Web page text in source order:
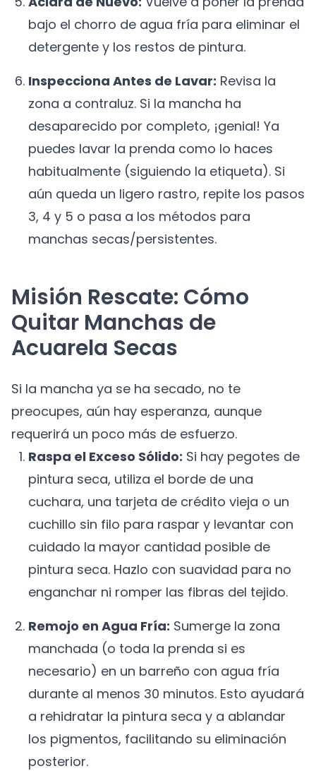
bajo el chorro de agua fría para eliminar el
detergente y los restos de pintura.
Inspecciona Antes de Lavar: Revisa la
zona a contraluz. Si la mancha ha
desaparecido por completo, ¡genial! Ya
puedes lavar la prenda como lo haces
habitualmente (siguiendo la etiqueta). Si
aún queda un ligero rastro, repite los pasos
3, 4 y 5 o pasa a los métodos para
manchas secas/persistentes.
Misión Rescate: Cómo
Quitar Manchas de
Acuarela Secas
Si la mancha ya se ha secado, no te
preocupes, aún hay esperanza, aunque
requerirá un poco más de esfuerzo.
Raspa el Exceso Sólido: Si hay pegotes de
pintura seca, utiliza el borde de una
cuchara, una tarjeta de crédito vieja o un
cuchillo sin filo para raspar y levantar con
cuidado la mayor cantidad posible de
pintura seca. Hazlo con suavidad para no
enganchar ni romper las fibras del tejido.
Remojo en Agua Fría: Sumerge la zona
manchada (o toda la prenda si es
necesario) en un barreño con agua fría
durante al menos 30 minutos. Esto ayudará
a rehidratar la pintura seca y a ablandar
los pigmentos, facilitando su eliminación
posterior.